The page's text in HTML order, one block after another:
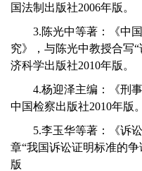
国法制出版社2006年版。
3.陈光中等著：《中
究》，与陈光中教授合写
济科学出版社2010年版。
4.杨迎泽主编：《刑
中国检察出版社2010年版。
5.李玉华等著：《诉
章“我国诉讼证明标准的
版